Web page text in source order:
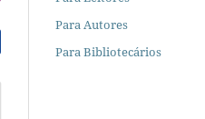
Para Autores
Para Bibliotecários